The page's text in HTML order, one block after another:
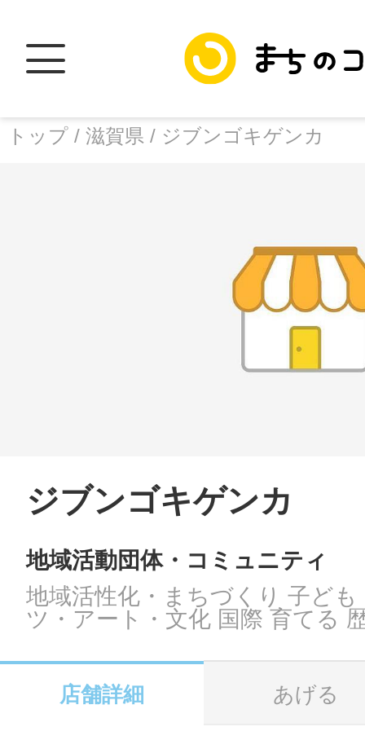
トップ / 滋賀県 / ジブンゴキゲンカ
SMS
メール
ジブンゴキゲンカ
地域活動団体・コミュニティ
地域活性化・まちづくり 子ど
ツ・アート・文化 国際 育てる
店舗詳細 あげる
加盟スポットに
地域ごとの
智頭